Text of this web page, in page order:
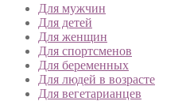
Для мужчин
Для детей
Для женщин
Для спортсменов
Для беременных
Для людей в возрасте
Для вегетарианцев